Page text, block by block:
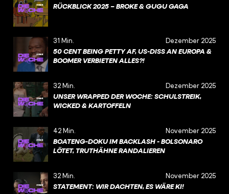
RÜCKBLICK 2025 – BROKE & GUGU GAGA
31 Min. Dezember 2025
50 CENT BEING PETTY AF, US-DISS AN EUROPA &
BOOMER VERBIETEN ALLES?!
32 Min. Dezember 2025
UNSER WRAPPED DER WOCHE: SCHULSTREIK,
WICKED & KARTOFFELN
42 Min. November 2025
BOATENG-DOKU IM BACKLASH - BOLSONARO
LÖTET, TRUTHÄHNE RANDALIEREN
32 Min. November 2025
STATEMENT: WIR DACHTEN, ES WÄRE KI!